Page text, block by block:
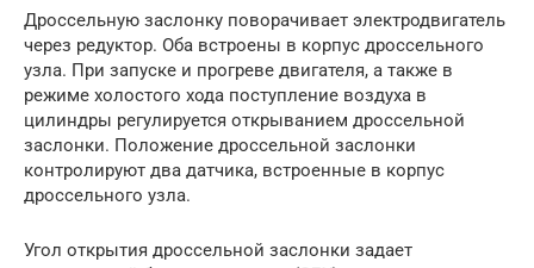
Дроссельную заслонку поворачивает электродвигатель
через редуктор. Оба встроены в корпус дроссельного
узла. При запуске и прогреве двигателя, а также в
режиме холостого хода поступление воздуха в
цилиндры регулируется открыванием дроссельной
заслонки. Положение дроссельной заслонки
контролируют два датчика, встроенные в корпус
дроссельного узла.
Угол открытия дроссельной заслонки задает